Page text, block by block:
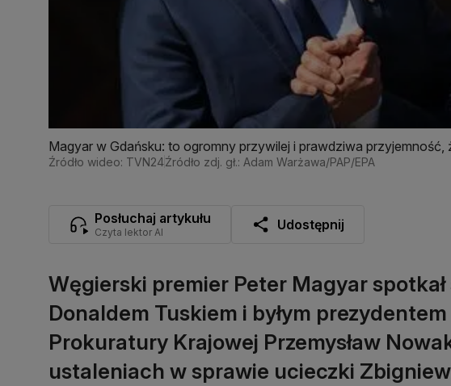
Magyar w Gdańsku: to ogromny przywilej i prawdziwa przyjemność,
Źródło wideo: TVN24Źródło zdj. gł.: Adam Warżawa/PAP/EPA
Posłuchaj artykułu
Czyta lektor AI Udostępnij
Węgierski premier Peter Magyar
Donaldem Tuskiem i byłym
Prokuratury Krajowej Przemysław
ustaleniach w sprawie ucieczki